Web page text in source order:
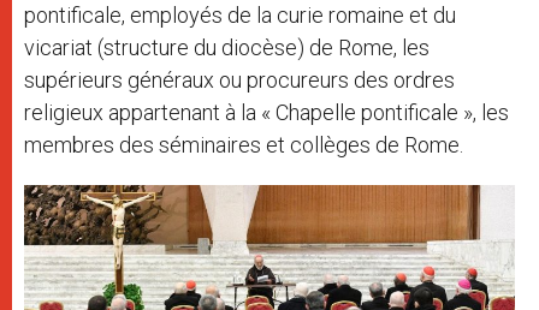
pontificale, employés de la curie romaine et du
vicariat (structure du diocèse) de Rome, les
supérieurs généraux ou procureurs des ordres
religieux appartenant à la « Chapelle pontificale », les
membres des séminaires et collèges de Rome.